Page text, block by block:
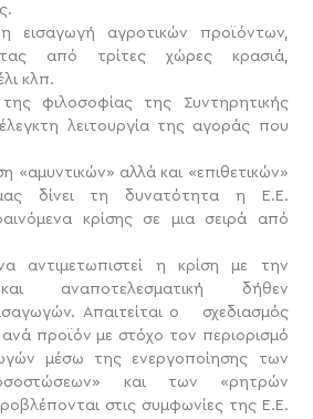
αγροτικών προϊόντων,
από τρίτες χώρες κρασιά,
κλπ.
της Συντηρητικής
λειτουργία της αγοράς που
αλλά και «επιθετικών»
δίνει τη δυνατότητα η Ε.Ε.
κρίσης σε μια σειρά από
η κρίση με την
αναποτελεσματική δήθεν
Απαιτείται ο σχεδιασμός
προϊόν με στόχο τον περιορισμό
μέσω της ενεργοποίησης των
και των «ρητρών
στις συμφωνίες της Ε.Ε.